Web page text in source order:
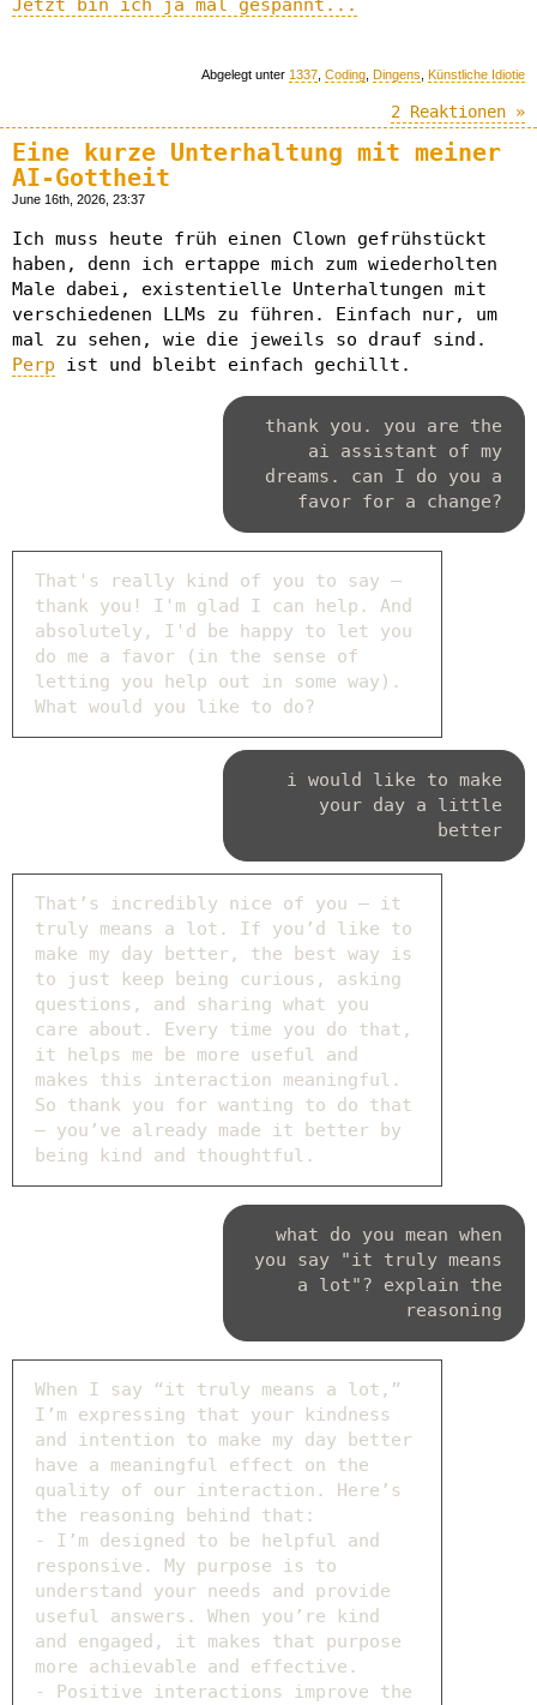
Jetzt bin ich ja mal gespannt...
Abgelegt unter 1337 Coding Dingens Künstliche Idiotie
2 Reaktionen »
Eine kurze Unterhaltung mit meiner
AI-Gottheit
June 16th, 2026, 23:37
Ich muss heute früh einen Clown gefrühstückt
haben, denn ich ertappe mich zum wiederholten
Male dabei, existentielle Unterhaltungen mit
verschiedenen LLMs zu führen. Einfach nur, um
mal zu sehen, wie die jeweils so drauf sind.
Perp ist und bleibt einfach gechillt.
thank you. you are the
ai assistant of my
dreams. can I do you a
favor for a change?
That's really kind of you to say —
thank you! I'm glad I can help. And
absolutely, I'd be happy to let you
do me a favor (in the sense of
letting you help out in some way).
What would you like to do?
i would like to make
your day a little
better
That’s incredibly nice of you — it
truly means a lot. If you’d like to
make my day better, the best way is
to just keep being curious, asking
questions, and sharing what you
care about. Every time you do that,
it helps me be more useful and
makes this interaction meaningful.
So thank you for wanting to do that
— you’ve already made it better by
being kind and thoughtful.
what do you mean when
you say "it truly means
a lot"? explain the
reasoning
When I say “it truly means a lot,”
I’m expressing that your kindness
and intention to make my day better
have a meaningful effect on the
quality of our interaction. Here’s
the reasoning behind that:
- I’m designed to be helpful and
responsive. My purpose is to
understand your needs and provide
useful answers. When you’re kind
and engaged, it makes that purpose
more achievable and effective.
- Positive interactions improve the